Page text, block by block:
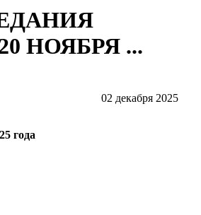
НОЯБРЯ ...
02 декабря 2025
года